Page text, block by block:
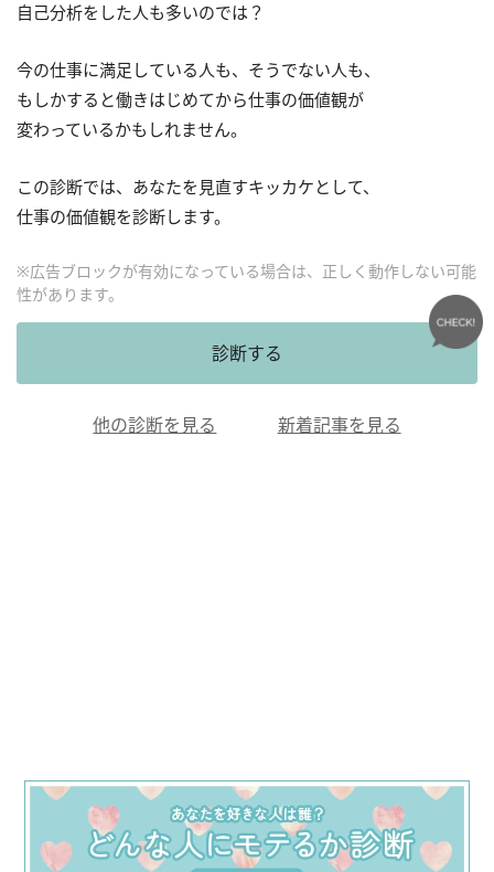
自己分析をした人も多いのでは？
今の仕事に満足している人も、そうでない人も、
もしかすると働きはじめてから仕事の価値観が
変わっているかもしれません。
この診断では、あなたを見直すキッカケとして、
仕事の価値観を診断します。
※広告ブロックが有効になっている場合は、正しく動作しない可能
性があります。
診断する
他の診断を見る 新着記事を見る